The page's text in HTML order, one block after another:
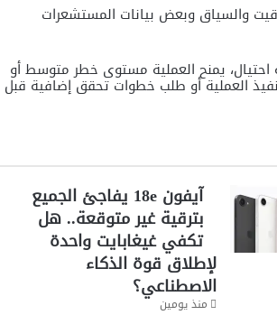
والسياق وبعض بيانات المستشعرات
يمنح العملية مستوى خطر متوسط أو
العملية أو طلب خطوات تحقق إضافية قبل
آيفون 18e يفاجئ الجميع
بترقية غير متوقعة.. هل
تكفي غيغابايت واحدة
لإطلاق قوة الذكاء
الاصطناعي؟
منذ يومين